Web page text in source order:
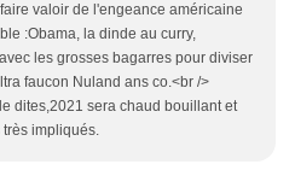
valoir de l'engeance américaine
:Obama, la dinde au curry,
les grosses bagarres pour diviser
faucon Nuland ans co.<br />
dites,2021 sera chaud bouillant et
impliqués.